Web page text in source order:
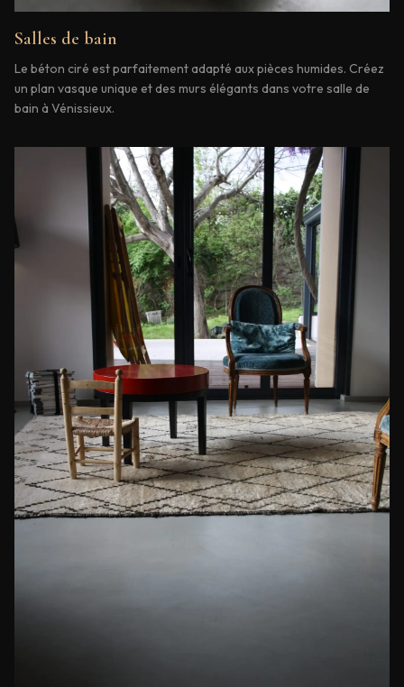
Salles de bain
Le béton ciré est parfaitement adapté aux pièces humides. Créez
un plan vasque unique et des murs élégants dans votre salle de
bain à Vénissieux.